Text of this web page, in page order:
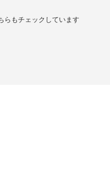
らもチェックしています